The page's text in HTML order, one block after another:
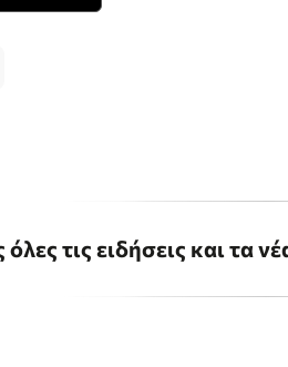
όλες τις ειδήσεις και τα